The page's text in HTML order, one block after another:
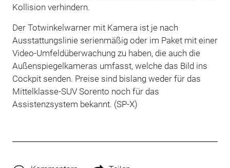
Kollision verhindern.
Der Totwinkelwarner mit Kamera ist je nach
Ausstattungslinie serienmäßig oder im Paket mit einer
Video-Umfeldüberwachungzu haben, die auch die
Außenspiegelkameras umfasst, welchedas Bild ins
Cockpit senden. Preise sind bislang weder für das
Mittelklasse-SUVSorento noch für das
Assistenzsystem bekannt. (SP-X)